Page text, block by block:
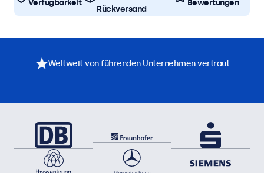
Verfügbarkeit
Rückversand
Bewertungen
Weltweit von führenden Unternehmen vertraut